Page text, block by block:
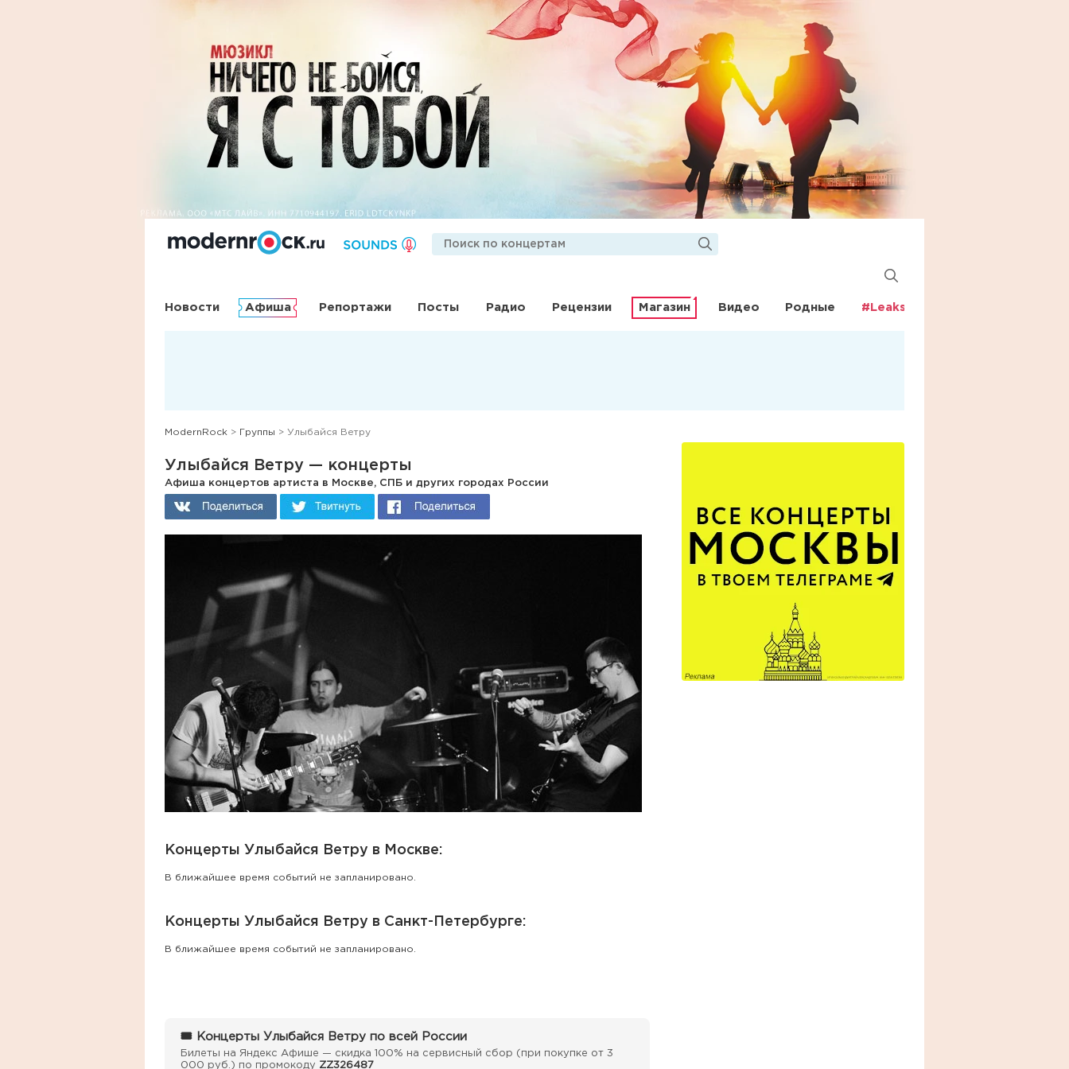
Новости Афиша Репортажи Посты Радио Рецензии Магазин Видео Родные #Leaks
ModernRock > Группы > Улыбайся Ветру
Улыбайся Ветру — концерты
Афиша концертов артиста в Москве, СПБ и других городах России
Концерты Улыбайся Ветру в Москве:
В ближайшее время событий не запланировано.
Концерты Улыбайся Ветру в Санкт-Петербурге:
В ближайшее время событий не запланировано.
🎟 Концерты Улыбайся Ветру по всей России
Билеты на Яндекс Афише — скидка 100% на сервисный сбор (при покупке от 3
000 руб.) по промокоду ZZ326487